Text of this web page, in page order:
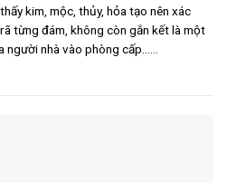
kim, mộc, thủy, hỏa tạo nên xác
từng đám, không còn gắn kết là một
nhà vào phòng cấp......